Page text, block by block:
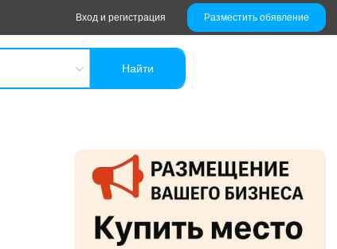
Вход и регистрация Разместить обявление
Найти